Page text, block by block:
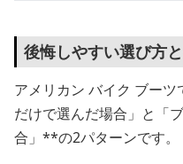
後悔しやすい選び方
アメリカン バイク ブー
だけで選んだ場合」と「
合」**の2パターンです。